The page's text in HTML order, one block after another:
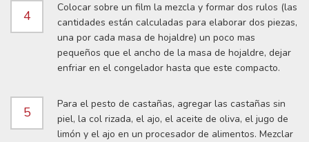
4
Colocar sobre un film la mezcla y formar dos rulos (las
cantidades están calculadas para elaborar dos piezas,
una por cada masa de hojaldre) un poco mas
pequeños que el ancho de la masa de hojaldre, dejar
enfriar en el congelador hasta que este compacto.
5
Para el pesto de castañas, agregar las castañas sin
piel, la col rizada, el ajo, el aceite de oliva, el jugo de
limón y el ajo en un procesador de alimentos. Mezclar